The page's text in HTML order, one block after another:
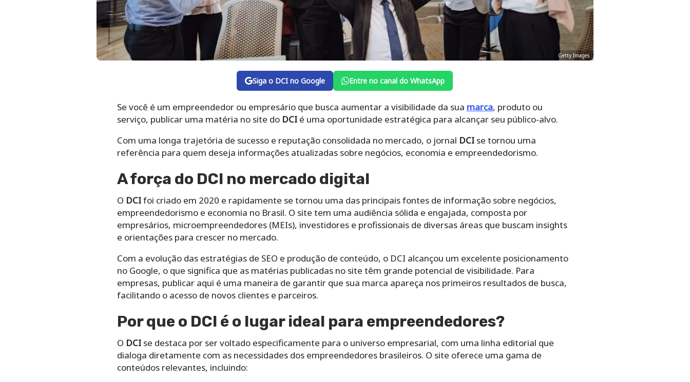
Getty Images
Siga o DCI no Google Entre no canal do WhatsApp
Se você é um empreendedor ou empresário que busca aumentar a visibilidade da sua marca, produto ou
serviço, publicar uma matéria no site do DCIé uma oportunidade estratégica para alcançar seu público-alvo.
Com uma longa trajetória de sucesso e reputação consolidada no mercado, o jornal DCIse tornou uma
referência para quem deseja informações atualizadas sobre negócios, economia e empreendedorismo.
A força do DCI no mercado digital
O DCIfoi criado em 2020 e rapidamente se tornou uma das principais fontes de informação sobre negócios,
empreendedorismo e economia no Brasil. O site tem uma audiência sólida e engajada, composta por
empresários, microempreendedores (MEIs), investidores e profissionais de diversas áreas que buscam insights
e orientações para crescer no mercado.
Com a evolução das estratégias de SEO e produção de conteúdo, o DCI alcançou um excelente posicionamento
no Google, o que significa que as matérias publicadas no site têm grande potencial de visibilidade. Para
empresas, publicar aqui é uma maneira de garantir que sua marca apareça nos primeiros resultados de busca,
facilitando o acesso de novos clientes e parceiros.
Por que o DCI é o lugar ideal para empreendedores?
O DCIse destaca por ser voltado especificamente para o universo empresarial, com uma linha editorial que
dialoga diretamente com as necessidades dos empreendedores brasileiros. O site oferece uma gama de
conteúdos relevantes, incluindo: